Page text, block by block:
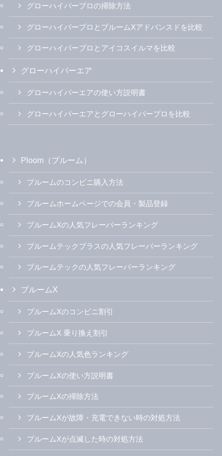
グローハイパープロの掃除方法
グローハイパープロとプルームXアドバンスドを比較
グローハイパープロとアイコスイルマを比較
グローハイパーエア
グローハイパーエアの使い方説明書
グローハイパーエアとグローハイパープロを比較
Ploom（プルーム）
プルームのコンビニ購入方法
プルームホームページでの会員・製品登録
プルームXの人気フレーバーランキング
プルームテックプラスの人気フレーバーランキング
プルームテックの人気フレーバーランキング
プルームX
プルームXのコンビニ割引
プルームX 乗り換え割引
プルームXの人気色ランキング
プルームXの使い方説明書
プルームXの掃除方法
プルームXが故障・充電できない時の対処方法
プルームXが点滅した時の対処方法